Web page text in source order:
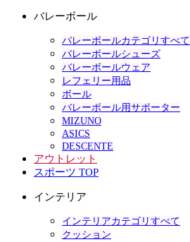
バレーボール
バレーボールカテゴリすべて
バレーボールシューズ
バレーボールウェア
レフェリー用品
ボール
バレーボール用サポーター
MIZUNO
ASICS
DESCENTE
アウトレット
スポーツ TOP
インテリア
インテリアカテゴリすべて
クッション